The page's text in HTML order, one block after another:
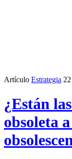
Artículo Estrategia
¿Están
obsoleta